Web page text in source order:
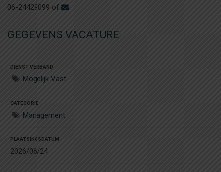
06-24429099 of
GEGEVENS VACATURE
DIENST VERBAND
Mogelijk Vast
CATEGORIE
Management
PLAATSINGSDATUM
2026/06/24